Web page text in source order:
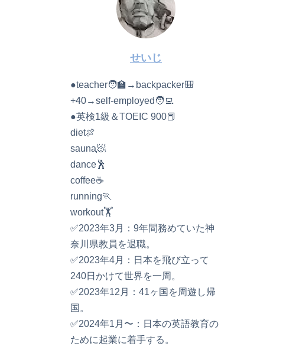
せいじ
●teacher🧑‍🏫→backpacker🎒
+40→self-employed🧑‍💻
●英検1級＆TOEIC 900📕
diet🍖
sauna🧖
dance🕺
coffee☕️
running🏃
workout🏋️
✅2023年3月：9年間務めていた神
奈川県教員を退職。
✅2023年4月：日本を飛び立って
240日かけて世界を一周。
✅2023年12月：41ヶ国を周遊し帰
国。
✅2024年1月〜：日本の英語教育の
ために起業に着手する。